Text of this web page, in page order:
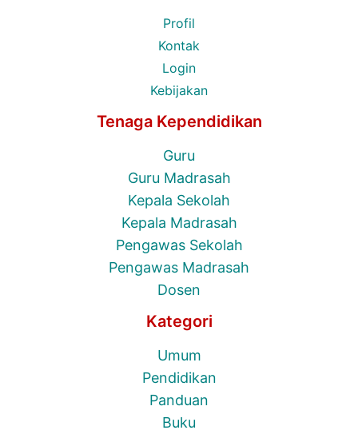
Profil
Kontak
Login
Kebijakan
Tenaga Kependidikan
Guru
Guru Madrasah
Kepala Sekolah
Kepala Madrasah
Pengawas Sekolah
Pengawas Madrasah
Dosen
Kategori
Umum
Pendidikan
Panduan
Buku